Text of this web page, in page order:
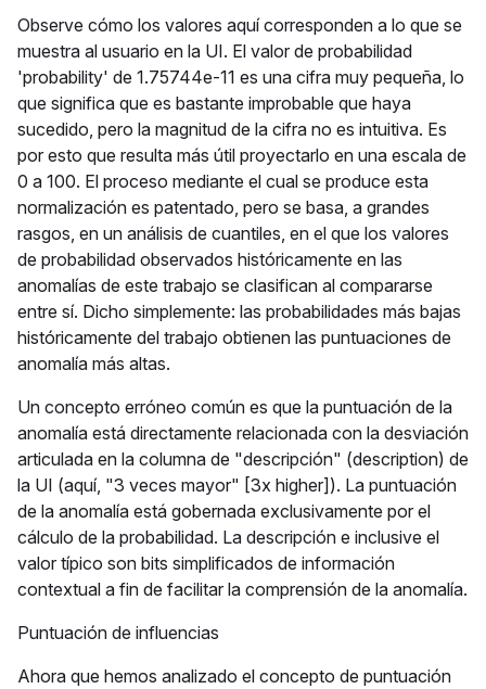
Observe cómo los valores aquí corresponden a lo que se
muestra al usuario en la UI. El valor de probabilidad
'probability' de 1.75744e-11 es una cifra muy pequeña, lo
que significa que es bastante improbable que haya
sucedido, pero la magnitud de la cifra no es intuitiva. Es
por esto que resulta más útil proyectarlo en una escala de
0 a 100. El proceso mediante el cual se produce esta
normalización es patentado, pero se basa, a grandes
rasgos, en un análisis de cuantiles, en el que los valores
de probabilidad observados históricamente en las
anomalías de este trabajo se clasifican al compararse
entre sí. Dicho simplemente: las probabilidades más bajas
históricamente del trabajo obtienen las puntuaciones de
anomalía más altas.
Un concepto erróneo común es que la puntuación de la
anomalía está directamente relacionada con la desviación
articulada en la columna de "descripción" (description) de
la UI (aquí, "3 veces mayor" [3x higher]). La puntuación
de la anomalía está gobernada exclusivamente por el
cálculo de la probabilidad. La descripción e inclusive el
valor típico son bits simplificados de información
contextual a fin de facilitar la comprensión de la anomalía.
Puntuación de influencias
Ahora que hemos analizado el concepto de puntuación